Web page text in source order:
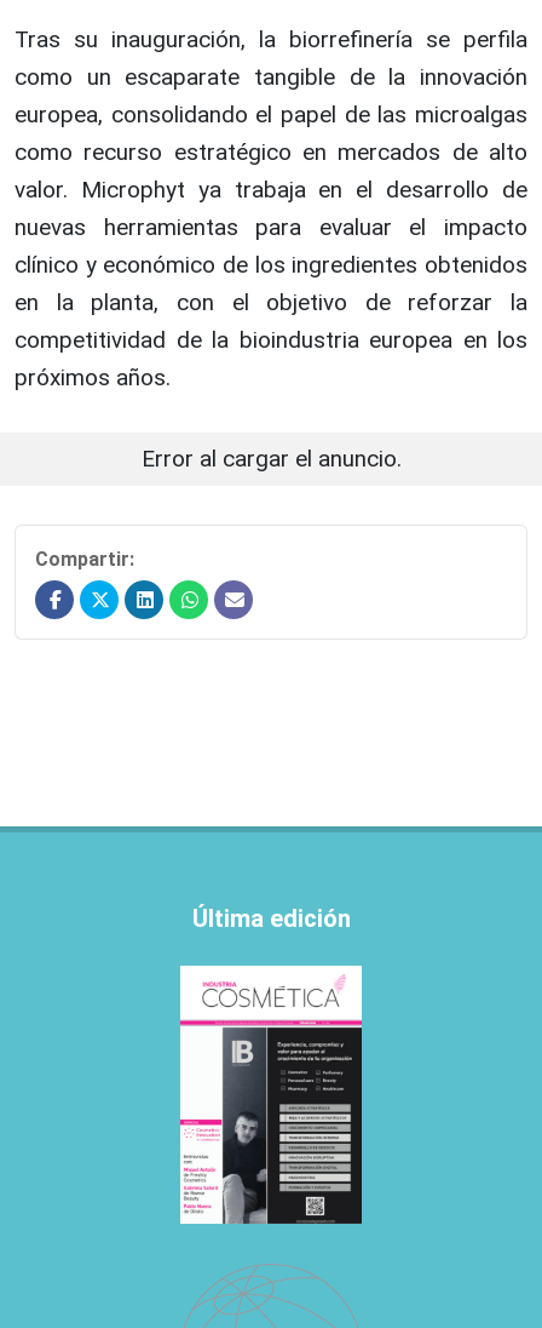
Tras su inauguración, la biorrefinería se perfila
como un escaparate tangible de la innovación
europea, consolidando el papel de las microalgas
como recurso estratégico en mercados de alto
valor. Microphyt ya trabaja en el desarrollo de
nuevas herramientas para evaluar el impacto
clínico y económico de los ingredientes obtenidos
en la planta, con el objetivo de reforzar la
competitividad de la bioindustria europea en los
próximos años.
Error al cargar el anuncio.
Compartir:
Última edición